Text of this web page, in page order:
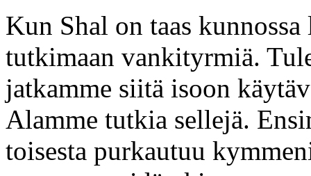
Kun Shal on taas
tutkimaan vankityrmiä.
jatkamme siitä isoon
Alamme tutkia sellejä.
toisesta purkautuu